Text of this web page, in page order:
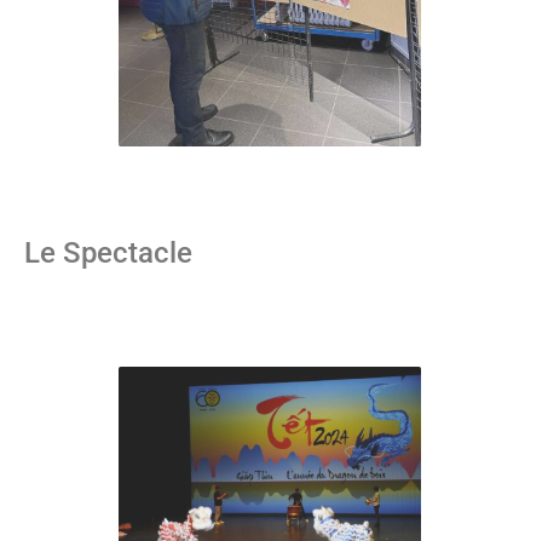
Le Spectacle